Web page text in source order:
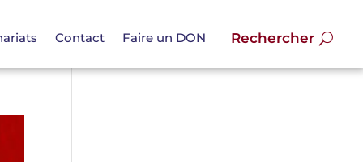
Contact Faire un DON